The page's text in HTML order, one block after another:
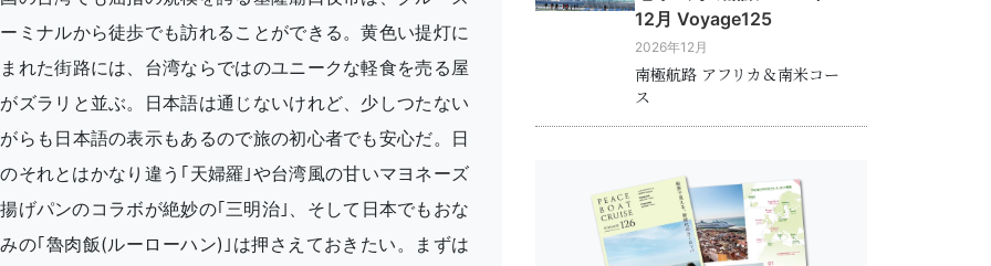
ミナルから徒歩でも訪れることができる。黄色い提灯に
れた街路には、台湾ならではのユニークな軽食を売る屋
ズラリと並ぶ。日本語は通じないけれど、少しつたない
らも日本語の表示もあるので旅の初心者でも安心だ。日
それとはかなり違う｢天婦羅｣や台湾風の甘いマヨネーズ
げパンのコラボが絶妙の｢三明治｣、そして日本でもおな
の｢魯肉飯(ルーローハン)｣は押さえておきたい。まずは
12月 Voyage125
2026年12月
南極航路 アフリカ＆南米コー
ス